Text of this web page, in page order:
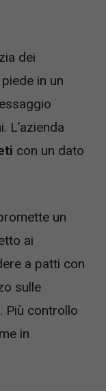
dei
in un
L’azienda
con un dato
un
ai
a patti con
sulle
Più controllo
in